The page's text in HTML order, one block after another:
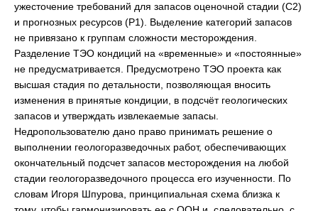
ужесточение требований для запасов оценочной стадии (С2)
и прогнозных ресурсов (Р1). Выделение категорий запасов
не привязано к группам сложности месторождения.
Разделение ТЭО кондиций на «временные» и «постоянные»
не предусматривается. Предусмотрено ТЭО проекта как
высшая стадия по детальности, позволяющая вносить
изменения в принятые кондиции, в подсчёт геологических
запасов и утверждать извлекаемые запасы.
Недропользователю дано право принимать решение о
выполнении геологоразведочных работ, обеспечивающих
окончательный подсчет запасов месторождения на любой
стадии геологоразведочного процесса его изученности. По
словам Игоря Шпурова, принципиальная схема близка к